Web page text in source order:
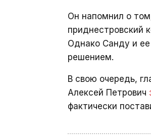
Он напомнил о
приднестровский
Однако Санду и ее
решением.
В свою очередь,
Алексей Петрович
фактически